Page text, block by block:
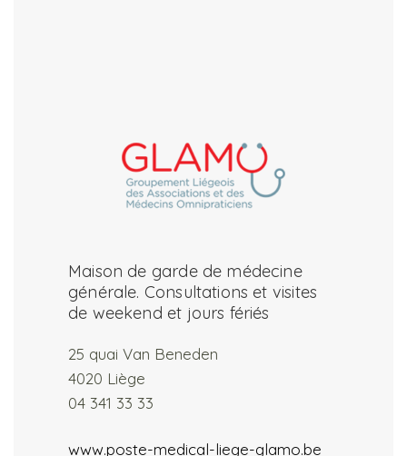
Maison de garde de médecine
générale. Consultations et visites
de weekend et jours fériés
25 quai Van Beneden
4020 Liège
04 341 33 33
www.poste-medical-liege-glamo.be